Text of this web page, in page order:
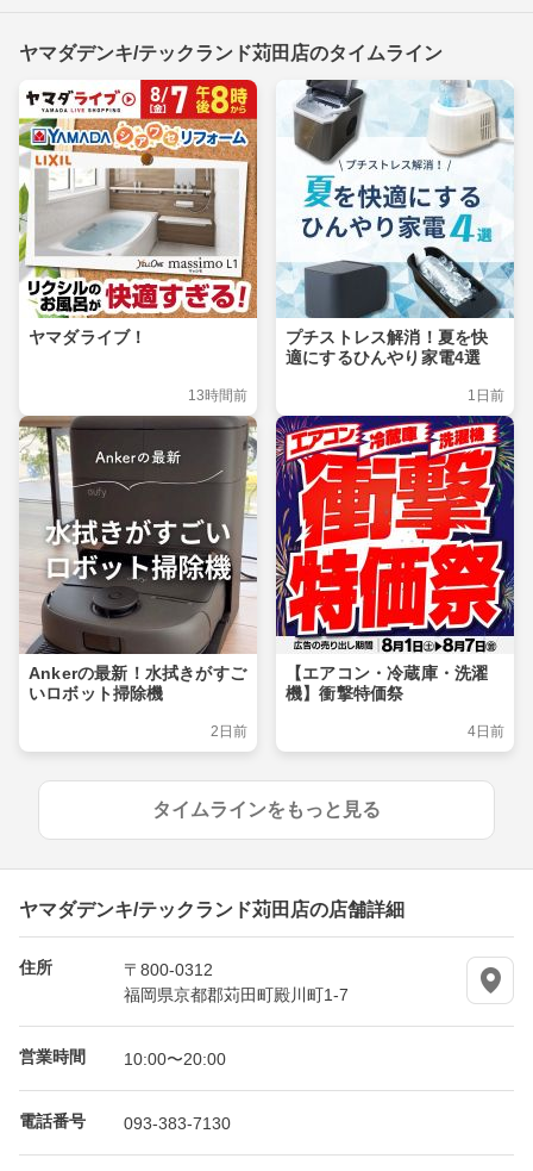
ヤマダデンキ/テックランド苅田店のタイムライン
ヤマダライブ！
13時間前
プチストレス解消！夏を快
適にするひんやり家電4選
1日前
Ankerの最新！水拭きがすご
いロボット掃除機
2日前
【エアコン・冷蔵庫・洗濯
機】衝撃特価祭
4日前
タイムラインをもっと見る
ヤマダデンキ/テックランド苅田店の店舗詳細
住所
〒800-0312
福岡県京都郡苅田町殿川町1-7
営業時間 10:00〜20:00
電話番号 093-383-7130